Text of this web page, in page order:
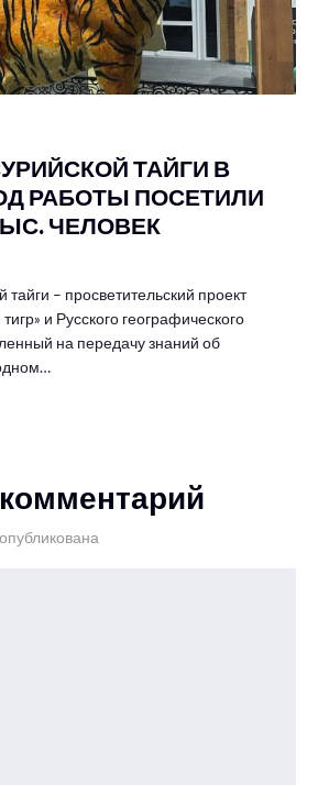
ТАЙГИ В
РАБОТЫ ПОСЕТИЛИ
ЧЕЛОВЕК
тайги – просветительский проект
и Русского географического
на передачу знаний об